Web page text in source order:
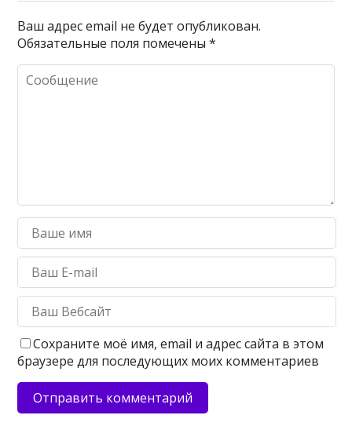
Ваш адрес email не будет опубликован.
Обязательные поля помечены*
Сохраните моё имя, email и адрес сайта в этом
браузере для последующих моих комментариев